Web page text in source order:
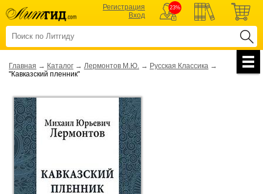
Регистрация
Вход
23%
Главная → Каталог → Лермонтов М.Ю. → Русская Классика →
"Кавказский пленник"